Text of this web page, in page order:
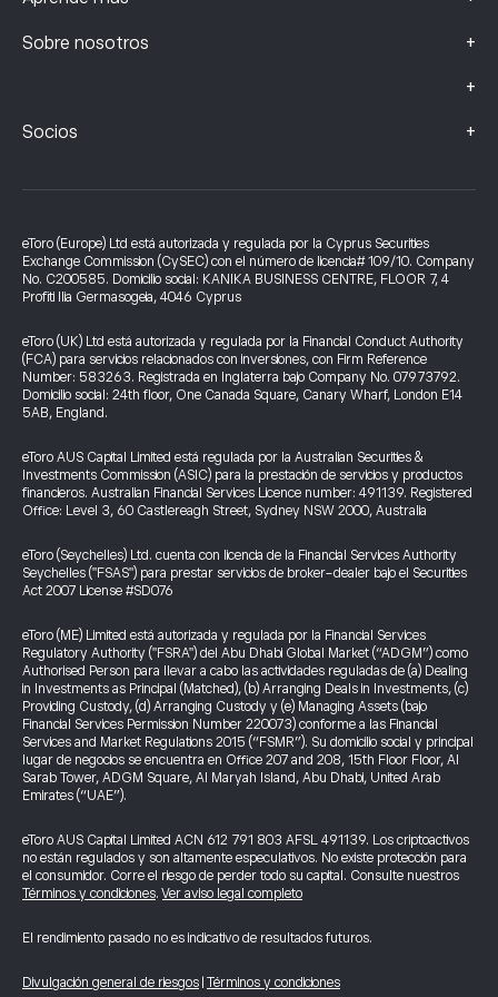
Sobre nosotros +
+
Socios +
eToro (Europe) Ltd está autorizada y regulada por la Cyprus Securities
Exchange Commission (CySEC) con el número de licencia# 109/10. Company
No. C200585. Domicilio social: KANIKA BUSINESS CENTRE, FLOOR 7, 4
Profiti Ilia Germasogeia, 4046 Cyprus
eToro (UK) Ltd está autorizada y regulada por la Financial Conduct Authority
(FCA) para servicios relacionados con inversiones, con Firm Reference
Number: 583263. Registrada en Inglaterra bajo Company No. 07973792.
Domicilio social: 24th floor, One Canada Square, Canary Wharf, London E14
5AB, England.
eToro AUS Capital Limited está regulada por la Australian Securities &
Investments Commission (ASIC) para la prestación de servicios y productos
financieros. Australian Financial Services Licence number: 491139. Registered
Office: Level 3, 60 Castlereagh Street, Sydney NSW 2000, Australia
eToro (Seychelles) Ltd. cuenta con licencia de la Financial Services Authority
Seychelles ("FSAS") para prestar servicios de broker-dealer bajo el Securities
Act 2007 License #SD076
eToro (ME) Limited está autorizada y regulada por la Financial Services
Regulatory Authority ("FSRA") del Abu Dhabi Global Market (“ADGM”) como
Authorised Person para llevar a cabo las actividades reguladas de (a) Dealing
in Investments as Principal (Matched), (b) Arranging Deals in Investments, (c)
Providing Custody, (d) Arranging Custody y (e) Managing Assets (bajo
Financial Services Permission Number 220073) conforme a las Financial
Services and Market Regulations 2015 (“FSMR”). Su domicilio social y principal
lugar de negocios se encuentra en Office 207 and 208, 15th Floor Floor, Al
Sarab Tower, ADGM Square, Al Maryah Island, Abu Dhabi, United Arab
Emirates (“UAE”).
eToro AUS Capital Limited ACN 612 791 803 AFSL 491139. Los criptoactivos
no están regulados y son altamente especulativos. No existe protección para
el consumidor. Corre el riesgo de perder todo su capital. Consulte nuestros
Términos y condiciones.Ver aviso legal completo
El rendimiento pasado no es indicativo de resultados futuros.
Divulgación general de riesgos Términos y condiciones